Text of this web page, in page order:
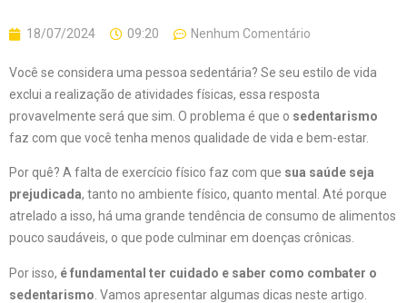
18/07/2024 09:20 Nenhum Comentário
Você se considera uma pessoa sedentária? Se seu estilo de vida
exclui a realização de atividades físicas, essa resposta
provavelmente será que sim. O problema é que o sedentarismo
faz com que você tenha menos qualidade de vida e bem-estar.
Por quê? A falta de exercício físico faz com que sua saúde seja
prejudicada, tanto no ambiente físico, quanto mental. Até porque
atrelado a isso, há uma grande tendência de consumo de alimentos
pouco saudáveis, o que pode culminar em doenças crônicas.
Por isso, é fundamental ter cuidado e saber como combater o
sedentarismo . Vamos apresentar algumas dicas neste artigo.